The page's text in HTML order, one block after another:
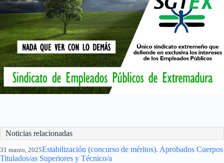
Noticias relacionadas
31 marzo, 2025Estabilización (concurso de méritos). Aprobados Cuerpos
Titulados/as Superiores y Técnico/a